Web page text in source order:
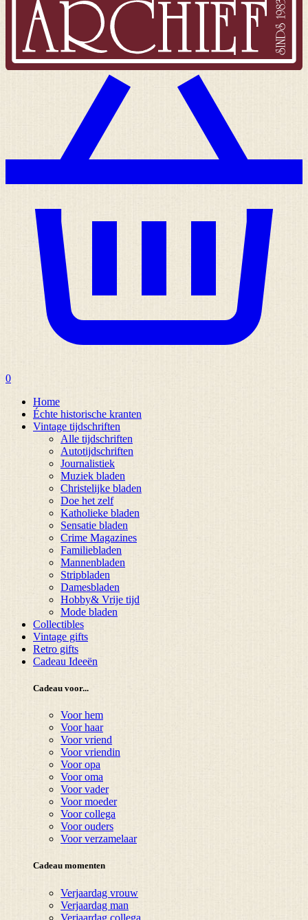
0
Home
Échte historische kranten
Vintage tijdschriften
Alle tijdschriften
Autotijdschriften
Journalistiek
Muziek bladen
Christelijke bladen
Doe het zelf
Katholieke bladen
Sensatie bladen
Crime Magazines
Familiebladen
Mannenbladen
Stripbladen
Damesbladen
Hobby& Vrije tijd
Mode bladen
Collectibles
Vintage gifts
Retro gifts
Cadeau Ideeën
Cadeau voor...
Voor hem
Voor haar
Voor vriend
Voor vriendin
Voor opa
Voor oma
Voor vader
Voor moeder
Voor collega
Voor ouders
Voor verzamelaar
Cadeau momenten
Verjaardag vrouw
Verjaardag man
Verjaardag collega